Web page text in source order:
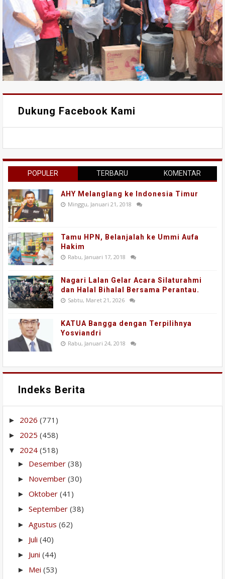
Dukung Facebook Kami
POPULER TERBARU KOMENTAR
AHY Melanglang ke Indonesia Timur
Minggu, Januari 21, 2018
Tamu HPN, Belanjalah ke Ummi Aufa
Hakim
Rabu, Januari 17, 2018
Nagari Lalan Gelar Acara Silaturahmi
dan Halal Bihalal Bersama Perantau.
Sabtu, Maret 21, 2026
KATUA Bangga dengan Terpilihnya
Yosviandri
Rabu, Januari 24, 2018
Indeks Berita
► 2026 (771)
► 2025 (458)
▼ 2024 (518)
► Desember (38)
► November (30)
► Oktober (41)
► September (38)
► Agustus (62)
► Juli (40)
► Juni (44)
► Mei (53)